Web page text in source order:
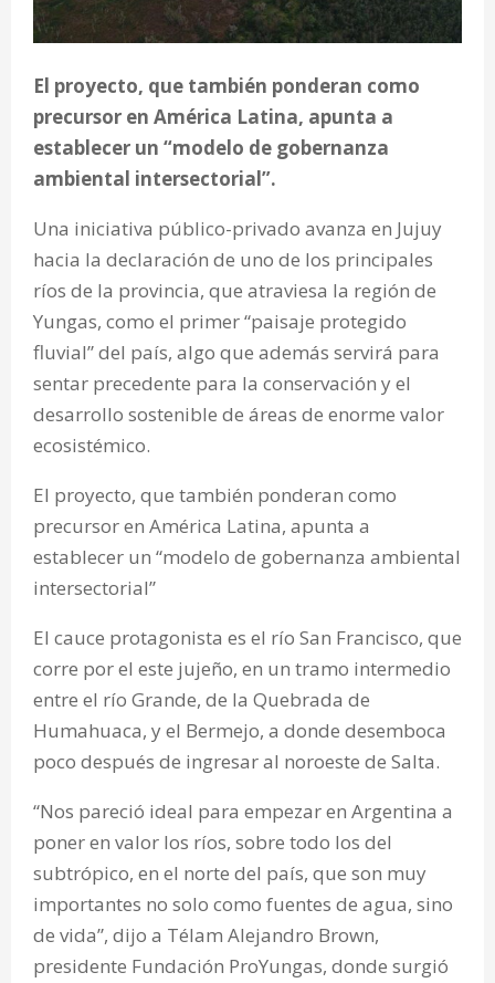
El proyecto, que también ponderan como
precursor en América Latina, apunta a
establecer un “modelo de gobernanza
ambiental intersectorial”.
Una iniciativa público-privado avanza en Jujuy
hacia la declaración de uno de los principales
ríos de la provincia, que atraviesa la región de
Yungas, como el primer “paisaje protegido
fluvial” del país, algo que además servirá para
sentar precedente para la conservación y el
desarrollo sostenible de áreas de enorme valor
ecosistémico.
El proyecto, que también ponderan como
precursor en América Latina, apunta a
establecer un “modelo de gobernanza ambiental
intersectorial”
El cauce protagonista es el río San Francisco, que
corre por el este jujeño, en un tramo intermedio
entre el río Grande, de la Quebrada de
Humahuaca, y el Bermejo, a donde desemboca
poco después de ingresar al noroeste de Salta.
“Nos pareció ideal para empezar en Argentina a
poner en valor los ríos, sobre todo los del
subtrópico, en el norte del país, que son muy
importantes no solo como fuentes de agua, sino
de vida”, dijo a Télam Alejandro Brown,
presidente Fundación ProYungas, donde surgió